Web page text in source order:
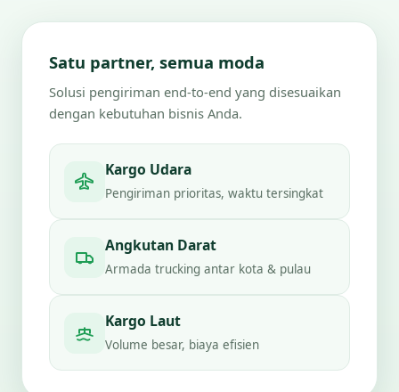
Satu partner, semua moda
Solusi pengiriman end-to-end yang disesuaikan
dengan kebutuhan bisnis Anda.
Kargo Udara
Pengiriman prioritas, waktu tersingkat
Angkutan Darat
Armada trucking antar kota & pulau
Kargo Laut
Volume besar, biaya efisien